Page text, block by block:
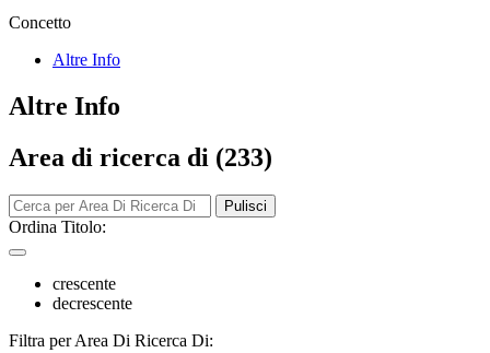
Concetto
Altre Info
Altre Info
Area di ricerca di (233)
Pulisci
Ordina Titolo:
crescente
decrescente
Filtra per Area Di Ricerca Di: